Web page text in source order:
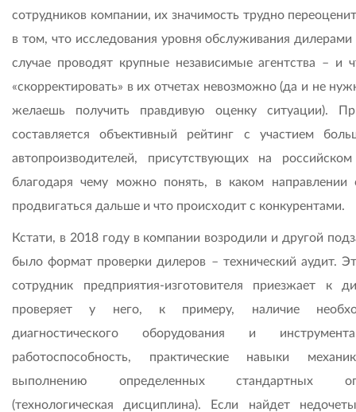
сотрудников компании, их значимость трудно
в том, что исследования уровня обслуживания дилерами
случае проводят крупные независимые агентства – и
«скорректировать» в их отчетах невозможно (да и не
желаешь получить правдивую оценку ситуации).
составляется объективный рейтинг с участием
автопроизводителей, присутствующих на
благодаря чему можно понять, в каком направлении
продвигаться дальше и что происходит с конкурентами.
Кстати, в 2018 году в компании возродили и другой
было формат проверки дилеров – технический аудит.
сотрудник предприятия-изготовителя приезжает к
проверяет у него, к примеру, наличие
диагностического оборудования и
работоспособность, практические навыки
выполнению определенных стандартных
(технологическая дисциплина). Если найдет